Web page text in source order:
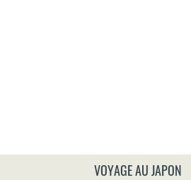
VOYAGE AU JAPON